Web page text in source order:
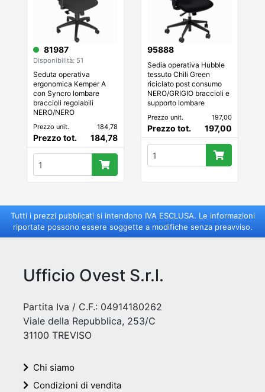
81987
Disponibilità: 51
Seduta operativa
ergonomica Kemper A
con Syncro lombare
braccioli regolabili
NERO/NERO
Prezzo unit. 184,78
Prezzo tot. 184,78
95888
Sedia operativa Hubble
tessuto Chili Green
riciclato post consumo
NERO/GRIGIO braccioli e
supporto lombare
regolabili NERO/NERO
Unisit - SU
ORDINAZIONE
Prezzo unit. 197,00
Prezzo tot. 197,00
Tutti i prezzi pubblicati si intendono IVA ESCLUSA. Le informazioni
riportate possono essere soggette a modifiche senza preavviso.
Ufficio Ovest S.r.l.
Partita Iva / C.F.: 04914180262
Viale della Repubblica, 253/C
31100 TREVISO
Chi siamo
Condizioni di vendita